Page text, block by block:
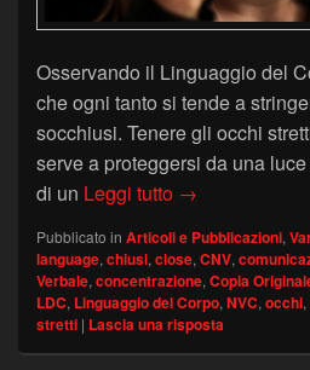
Osservando il Linguaggio del
che ogni tanto si tende a
socchiusi. Tenere gli occhi
serve a proteggersi da una
di un Leggi tutto Perché si
→
Pubblicato in Articoli e Pubblicazioni,
language,chiusi,close,CNV,
Verbale,concentrazione,Copia
LDC, Linguaggio del Corpo,NVC,occhi,
stretti | Lascia una risposta